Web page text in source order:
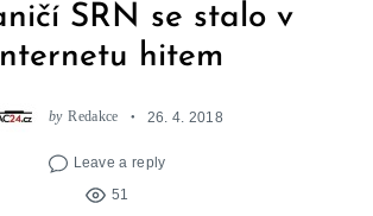
SRN se stalo v
hitem
by Redakce 26. 4. 2018
Leave a reply
51